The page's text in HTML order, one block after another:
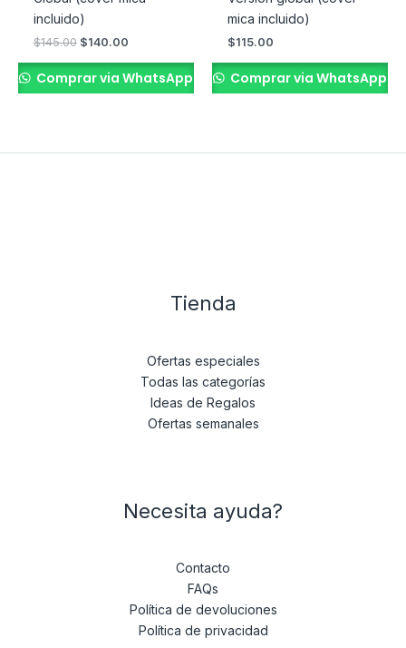
incluido)
$145.00 $140.00
Comprar via WhatsApp
mica incluido)
$115.00
Comprar via WhatsApp
Tienda
Ofertas especiales
Todas las categorías
Ideas de Regalos
Ofertas semanales
Necesita ayuda?
Contacto
FAQs
Política de devoluciones
Política de privacidad